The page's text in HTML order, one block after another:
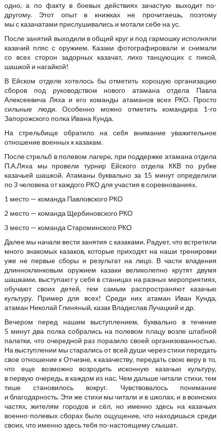
одно, а по факту в боевых действиях зачастую выходит по-
другому. Этот опыт в книжках не прочитаешь, поэтому
мы с казачатами прислушивались и мотали себе на ус.
После занятий выходили в общий круг и под гармошку исполняли
казачий пляс с оружием. Казаки фотографировали и снимали
со всех сторон задорных казачат, лихо танцующих с пикой,
шашкой и нагайкой!
В Ейском отделе хотелось бы отметить хорошую организацию
сборов под руководством нового атамана отдела Павла
Алексеевича Ляха и его команды атаманов всех РКО. Просто
сильные люди. Особенно можно отметить командира 1-го
Запорожского полка Ивана Кунда.
На стрельбище обратило на себя внимание уважительное
отношение военных к казакам.
После стрельб в полевом лагере, при поддержке атамана отдела
П.А.Ляха мы провели турнир Ейского отдела ККВ по рубке
казачьей шашкой. Атаманы буквально за 15 минут определили
по 3 человека от каждого РКО для участия в соревнованиях.
1 место — команда Павловского РКО
2 место — команда Щербиновского РКО
3 место — команда Староминского РКО
Далее мы начали вести занятия с казаками. Радует, что встретили
много знакомых казаков, которые приходят на наши тренировки
уже не первые сборы и результат на лицо. В части владения
длинноклинковым оружием казаки великолепно крутят двумя
шашками, выступают у себя в станицах на разных мероприятиях,
обучают своих детей, тем самым распространяют казачью
культуру. Пример для всех! Среди них атаман Иван Кунда,
атаман Николай Глиняный, казак Владислав Лучацкий и др.
Вечером перед нашим выступлением, буквально в течение
5 минут два полка собрались на полевом плацу возле штабной
палатки, что очередной раз поразило своей организованностью.
На выступлении мы старались от всей души через стихи передать
свое отношение к Отчизне, к казачеству, передать свою веру в то,
что еще возможно возродить исконную казачью культуру,
в первую очередь, в каждом из нас. Чем дальше читали стихи, тем
тише становилось вокруг. Чувствовалось понимание
и благодарность. Эти же стихи мы читали и в школах, и в воинских
частях, жителям городов и сёл, но именно здесь на казачьих
военно-полевых сборах было ощущение, что находишься среди
своих, что именно здесь тебя по-настоящему слышат.